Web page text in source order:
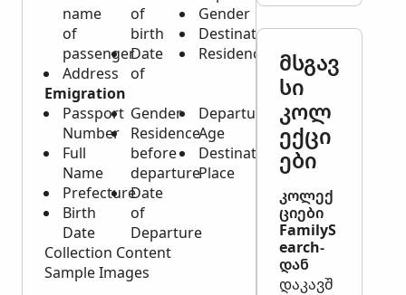
name
of
passenger
Address
of
birth
Date
of
Gender
Destination
Residence
Emigration
Passport
Number
Full
Name
Prefecture
Birth
Date
Gender
Residence
before
departure
Date
of
Departure
Departure
Age
Destination
Place
Collection Content
Sample Images
მსგავ
სი
კოლ
ექცი
ები
კოლექ
ციები
FamilyS
earch-
დან
დაკავშ